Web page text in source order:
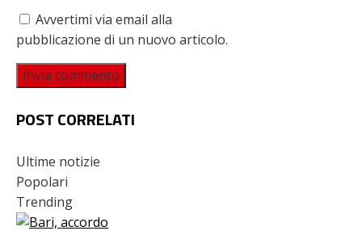
Avvertimi via email alla
pubblicazione di un nuovo articolo.
POST CORRELATI
Ultime notizie
Popolari
Trending